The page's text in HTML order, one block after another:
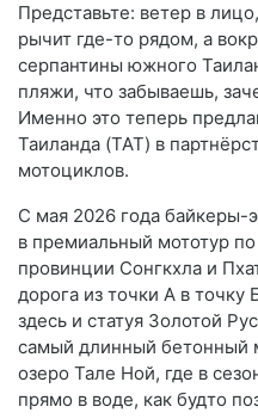
Представьте: ветер в
рычит где-то рядом, а
серпантины южного
пляжи, что забываешь,
Именно это теперь
Таиланда (TAT) в
мотоциклов.
С мая 2026 года байкеры-
в премиальный мототур
провинции Сонгкхла и
дорога из точки А в
здесь и статуя Золотой
самый длинный бетонный
озеро Тале Ной, где в
прямо в воде, как будто